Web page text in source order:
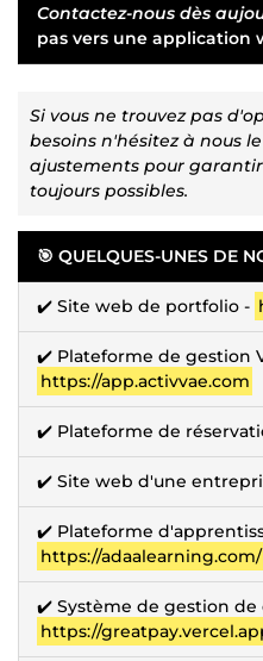
Contactez-nous dès
pas vers une application
Si vous ne trouvez pas
besoins n'hésitez à nous
ajustements pour
toujours possibles.
🎯 QUELQUES-UNES DE
✔️ Site web de portfolio -
✔️ Plateforme de gestion
https://app.activvae.com
✔️ Plateforme de
✔️ Site web d'une
✔️ Plateforme
https://adaalearning.com/
✔️ Système de gestion de
https://